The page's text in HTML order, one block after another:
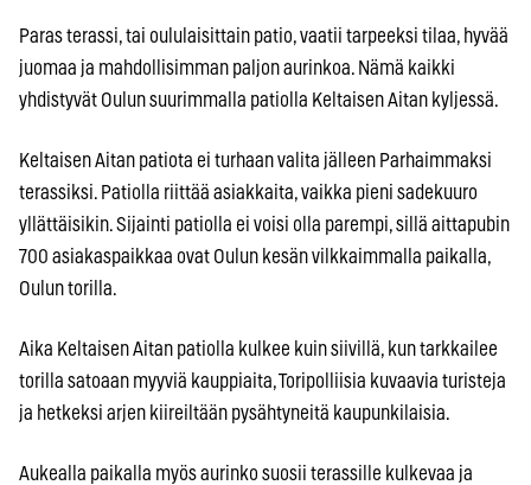
Paras terassi, tai oululaisittain patio, vaatii tarpeeksi tilaa, hyvää
juomaa ja mahdollisimman paljon aurinkoa. Nämä kaikki
yhdistyvät Oulun suurimmalla patiolla Keltaisen Aitan kyljessä.
Keltaisen Aitan patiota ei turhaan valita jälleen Parhaimmaksi
terassiksi. Patiolla riittää asiakkaita, vaikka pieni sadekuuro
yllättäisikin. Sijainti patiolla ei voisi olla parempi, sillä aittapubin
700 asiakaspaikkaa ovat Oulun kesän vilkkaimmalla paikalla,
Oulun torilla.
Aika Keltaisen Aitan patiolla kulkee kuin siivillä, kun tarkkailee
torilla satoaan myyviä kauppiaita, Toripolliisia kuvaavia turisteja
ja hetkeksi arjen kiireiltään pysähtyneitä kaupunkilaisia.
Aukealla paikalla myös aurinko suosii terassille kulkevaa ja